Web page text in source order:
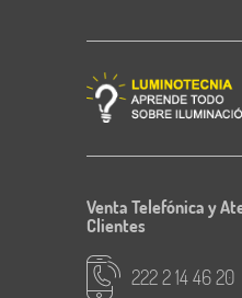
Venta Telefónica y
Clientes
222 2 14 46 20